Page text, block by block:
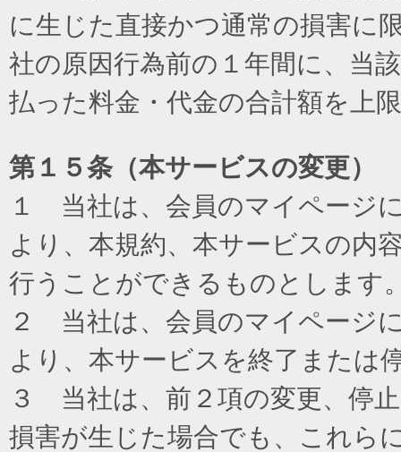
に生じた直接かつ通常の損害に
社の原因行為前の１年間に、当
払った料金・代金の合計額を上
第１５条（本サービスの変更）
１ 当社は、会員のマイページ
より、本規約、本サービスの内
行うことができるものとします
２ 当社は、会員のマイページ
より、本サービスを終了または
３ 当社は、前２項の変更、停
損害が生じた場合でも、これら